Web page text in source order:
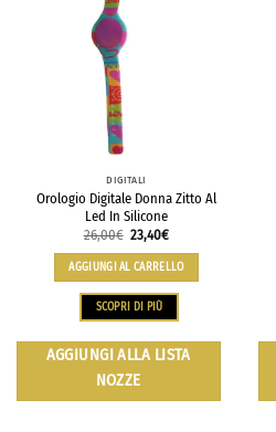
DIGITALI
Orologio Digitale Donna Zitto Al
Led In Silicone
26,00€ 23,40€
AGGIUNGI AL CARRELLO
SCOPRI DI PIÙ
AGGIUNGI ALLA LISTA
NOZZE